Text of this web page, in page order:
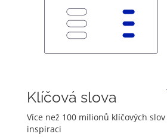
Klíčová slova
Více než 100 milionů klíčových
inspiraci